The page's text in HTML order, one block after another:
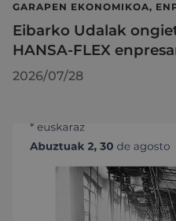
GARAPEN EKONOMIKOA,
Eibarko Udalak
HANSA-FLEX
2026/07/28